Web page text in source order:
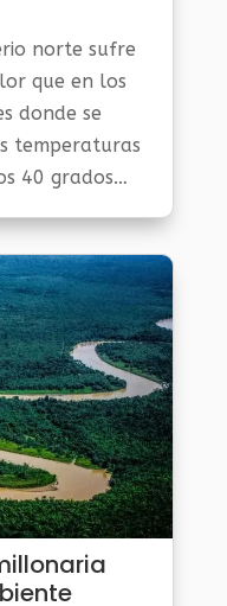
norte sufre
que en los
donde se
temperaturas
40 grados